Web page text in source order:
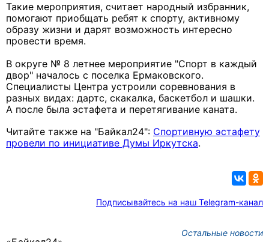
Такие мероприятия, считает народный избранник,
помогают приобщать ребят к спорту, активному
образу жизни и дарят возможность интересно
провести время.
В округе № 8 летнее мероприятие "Спорт в каждый
двор" началось с поселка Ермаковского.
Специалисты Центра устроили соревнования в
разных видах: дартс, скакалка, баскетбол и шашки.
А после была эстафета и перетягивание каната.
Читайте также на "Байкал24": Спортивную эстафету
провели по инициативе Думы Иркутска.
Подписывайтесь на наш Telegram-канал
Остальные новости